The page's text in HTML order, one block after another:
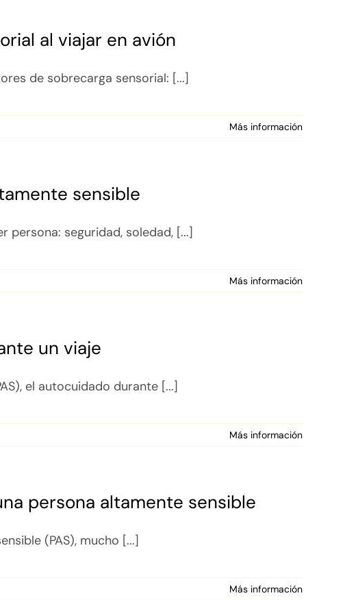
al viajar en avión
de sobrecarga sensorial: [...]
Más información
sensible
persona: seguridad, soledad, [...]
Más información
un viaje
el autocuidado durante [...]
Más información
persona altamente sensible
(PAS), mucho [...]
Más información